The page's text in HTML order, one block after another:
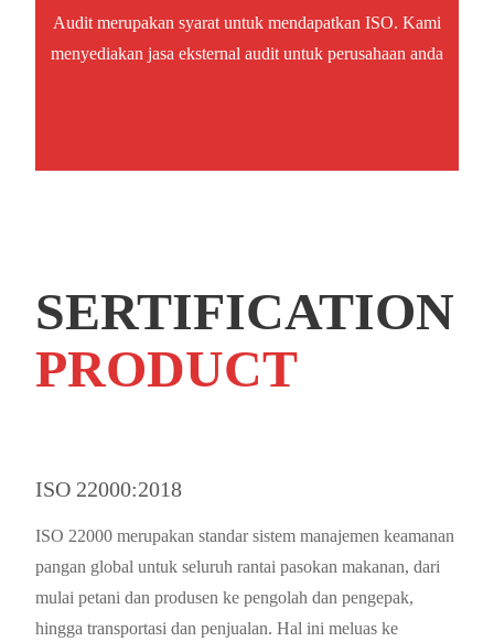
Audit merupakan syarat untuk mendapatkan ISO. Kami
menyediakan jasa eksternal audit untuk perusahaan anda
SERTIFICATION
PRODUCT
ISO 22000:2018
ISO 22000 merupakan standar sistem manajemen keamanan
pangan global untuk seluruh rantai pasokan makanan, dari
mulai petani dan produsen ke pengolah dan pengepak,
hingga transportasi dan penjualan. Hal ini meluas ke